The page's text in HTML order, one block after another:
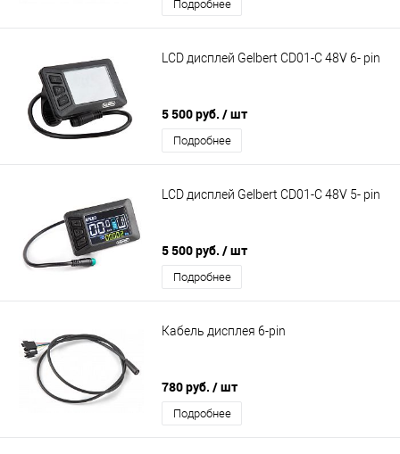
Подробнее
LCD дисплей Gelbert CD01-C 48V 6- pin
5 500 руб. / шт
Подробнее
LCD дисплей Gelbert CD01-C 48V 5- pin
5 500 руб. / шт
Подробнее
Кабель дисплея 6-pin
780 руб. / шт
Подробнее